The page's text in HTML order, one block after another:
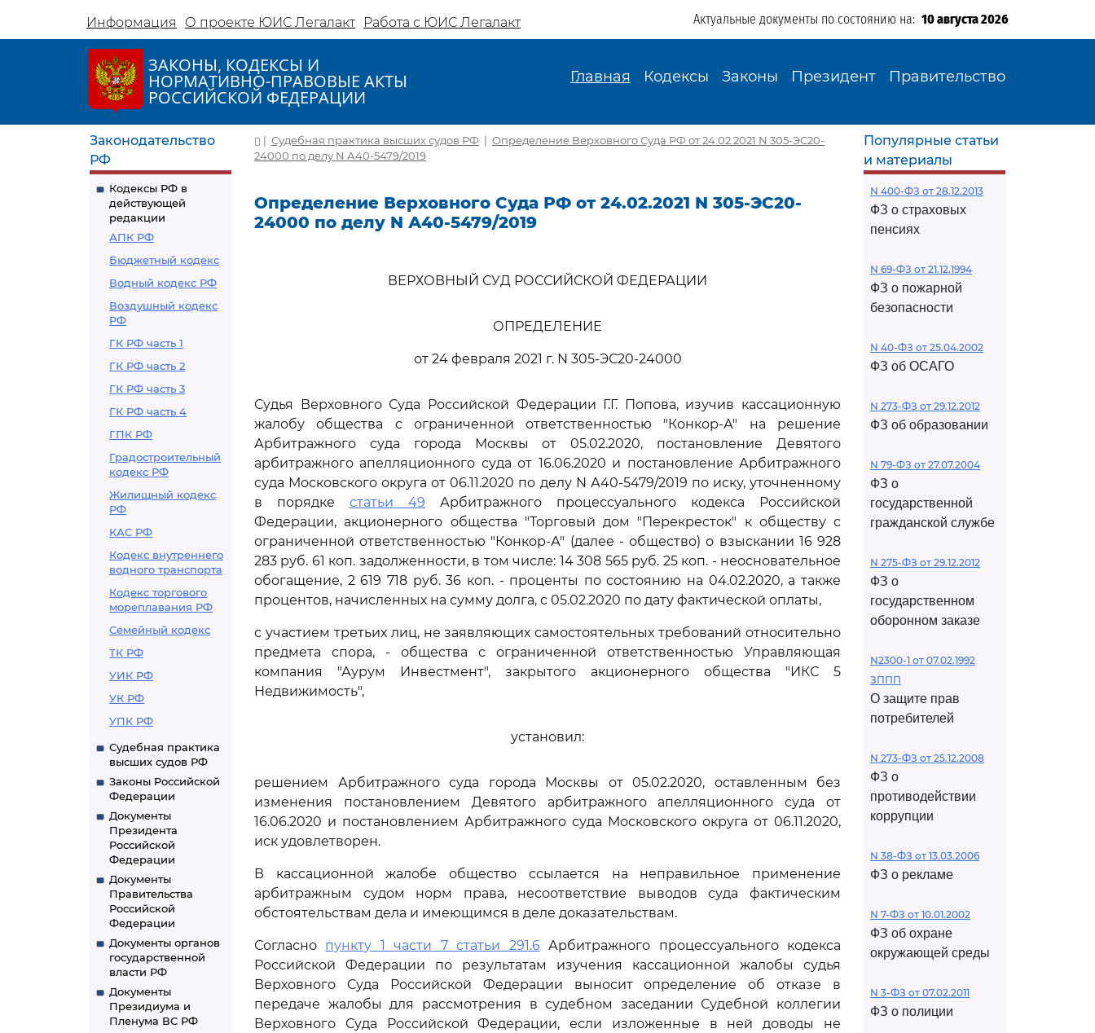
Информация О проекте ЮИС Легалакт Работа с ЮИС Легалакт Актуальные документы по состоянию на: 10 августа 2026
ЗАКОНЫ, КОДЕКСЫ И
НОРМАТИВНО-ПРАВОВЫЕ АКТЫ
РОССИЙСКОЙ ФЕДЕРАЦИИ
Главная Кодексы Законы Президент Правительство
Законодательство
РФ
Кодексы РФ в
действующей
редакции
АПК РФ
Бюджетный кодекс
Водный кодекс РФ
Воздушный кодекс
РФ
ГК РФ часть 1
ГК РФ часть 2
ГК РФ часть 3
ГК РФ часть 4
ГПК РФ
Градостроительный
кодекс РФ
Жилищный кодекс
РФ
КАС РФ
Кодекс внутреннего
водного транспорта
Кодекс торгового
мореплавания РФ
Семейный кодекс
ТК РФ
УИК РФ
УК РФ
УПК РФ
Судебная практика
высших судов РФ
Законы Российской
Федерации
Документы
Президента
Российской
Федерации
Документы
Правительства
Российской
Федерации
Документы органов
государственной
власти РФ
Документы
Президиума и
Пленума ВС РФ
| Судебная практика высших судов РФ | Определение Верховного Суда РФ от 24.02.2021 N 305-ЭС20-
24000 по делу N А40-5479/2019
Определение Верховного Суда РФ от 24.02.2021 N 305-ЭС20-
24000 по делу N А40-5479/2019
ВЕРХОВНЫЙ СУД РОССИЙСКОЙ ФЕДЕРАЦИИ
ОПРЕДЕЛЕНИЕ
от 24 февраля 2021 г. N 305-ЭС20-24000
Судья Верховного Суда Российской Федерации Г.Г. Попова, изучив кассационную
жалобу общества с ограниченной ответственностью "Конкор-А" на решение
Арбитражного суда города Москвы от 05.02.2020, постановление Девятого
арбитражного апелляционного суда от 16.06.2020 и постановление Арбитражного
суда Московского округа от 06.11.2020 по делу N А40-5479/2019 по иску, уточненному
в порядке статьи 49 Арбитражного процессуального кодекса Российской
Федерации, акционерного общества "Торговый дом "Перекресток" к обществу с
ограниченной ответственностью "Конкор-А" (далее - общество) о взыскании 16 928
283 руб. 61 коп. задолженности, в том числе: 14 308 565 руб. 25 коп. - неосновательное
обогащение, 2 619 718 руб. 36 коп. - проценты по состоянию на 04.02.2020, а также
процентов, начисленных на сумму долга, с 05.02.2020 по дату фактической оплаты,
с участием третьих лиц, не заявляющих самостоятельных требований относительно
предмета спора, - общества с ограниченной ответственностью Управляющая
компания "Аурум Инвестмент", закрытого акционерного общества "ИКС 5
Недвижимость",
установил:
решением Арбитражного суда города Москвы от 05.02.2020, оставленным без
изменения постановлением Девятого арбитражного апелляционного суда от
16.06.2020 и постановлением Арбитражного суда Московского округа от 06.11.2020,
иск удовлетворен.
В кассационной жалобе общество ссылается на неправильное применение
арбитражным судом норм права, несоответствие выводов суда фактическим
обстоятельствам дела и имеющимся в деле доказательствам.
Согласно пункту 1 части 7 статьи 291.6Арбитражного процессуального кодекса
Российской Федерации по результатам изучения кассационной жалобы судья
Верховного Суда Российской Федерации выносит определение об отказе в
передаче жалобы для рассмотрения в судебном заседании Судебной коллегии
Верховного Суда Российской Федерации, если изложенные в ней доводы не
Популярные статьи
и материалы
N 400-ФЗ от 28.12.2013
ФЗ о страховых
пенсиях
N 69-ФЗ от 21.12.1994
ФЗ о пожарной
безопасности
N 40-ФЗ от 25.04.2002
ФЗ об ОСАГО
N 273-ФЗ от 29.12.2012
ФЗ об образовании
N 79-ФЗ от 27.07.2004
ФЗ о
государственной
гражданской службе
N 275-ФЗ от 29.12.2012
ФЗ о
государственном
оборонном заказе
N2300-1 от 07.02.1992
ЗППП
О защите прав
потребителей
N 273-ФЗ от 25.12.2008
ФЗ о
противодействии
коррупции
N 38-ФЗ от 13.03.2006
ФЗ о рекламе
N 7-ФЗ от 10.01.2002
ФЗ об охране
окружающей среды
N 3-ФЗ от 07.02.2011
ФЗ о полиции